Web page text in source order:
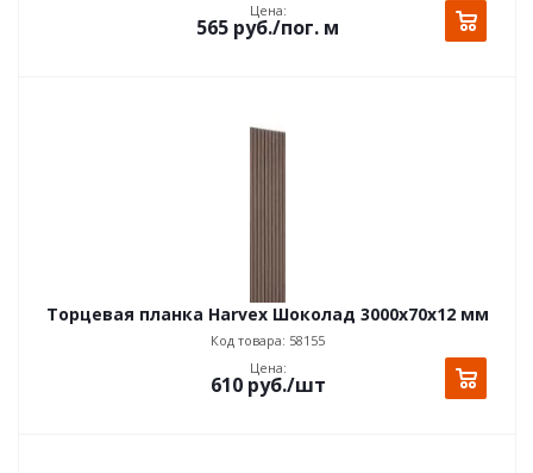
Цена:
565 руб./пог. м
Торцевая планка Harvex Шоколад 3000x70x12 мм
Код товара: 58155
Цена:
610руб./шт